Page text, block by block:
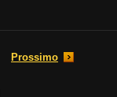
Prossimo